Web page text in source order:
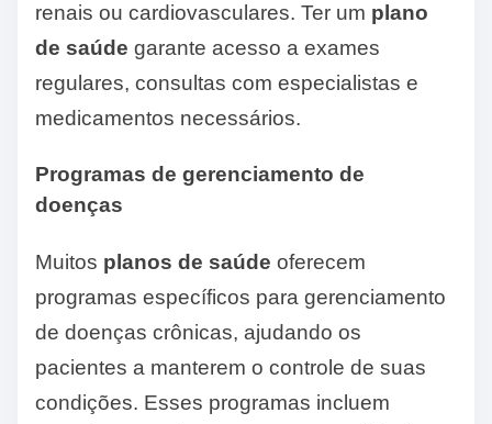
renais ou cardiovasculares. Ter um plano
de saúde garante acesso a exames
regulares, consultas com especialistas e
medicamentos necessários.
Programas de gerenciamento de
doenças
Muitos planos de saúde oferecem
programas específicos para gerenciamento
de doenças crônicas, ajudando os
pacientes a manterem o controle de suas
condições. Esses programas incluem